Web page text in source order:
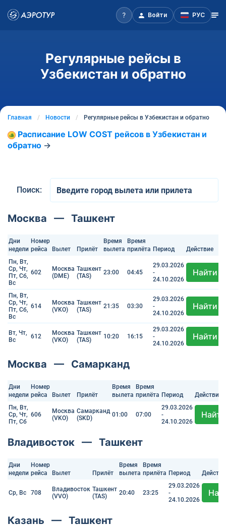
Войти РУС
Регулярные рейсы в
Узбекистан и обратно
Главная Новости Регулярные рейсы в Узбекистан и обратно
Расписание LOW COST рейсов в Узбекистан и
обратно →
Поиск:
Москва — Ташкент
Дни
недели
Номер
рейса
Вылет Прилёт
Время
вылета
Время
прилёта Период
Действие
Пн, Вт,
Ср, Чт,
Пт, Сб,
Вс
602
Москва
(DME)
Ташкент
(TAS)
23:00 04:45
29.03.2026
-
24.10.2026
Найти
Пн, Вт,
Ср, Чт,
Пт, Сб,
Вс
614
Москва
(VKO)
Ташкент
(TAS)
21:35 03:30
29.03.2026
-
24.10.2026
Найти
Вт, Чт,
Вс
612
Москва
(VKO)
Ташкент
(TAS)
10:20 16:15
29.03.2026
-
24.10.2026
Найти
Москва — Самарканд
Дни
недели
Номер
рейса
Вылет Прилёт
Время
вылета
Время
прилёта Период
Действие
Пн, Вт,
Ср, Чт,
Пт, Сб
606
Москва
(VKO)
Самарканд
(SKD)
01:00 07:00
29.03.2026
-
24.10.2026
Найти
Владивосток — Ташкент
Дни
недели
Номер
рейса
Вылет Прилёт
Время
вылета
Время
прилёта Период
Ср, Вс 708
Владивосток
(VVO)
Ташкент
(TAS)
20:40 23:25
29.03.2026
-
24.10.2026
Казань — Ташкент